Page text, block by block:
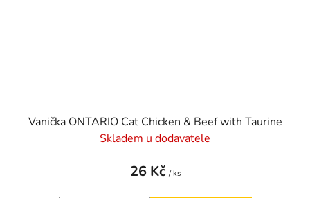
Vanička ONTARIO Cat Chicken & Beef with Taurine
Skladem u dodavatele
26 Kč / ks